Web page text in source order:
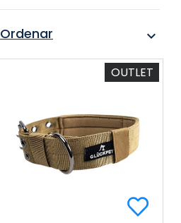
Ordenar expand_more
OUTLET